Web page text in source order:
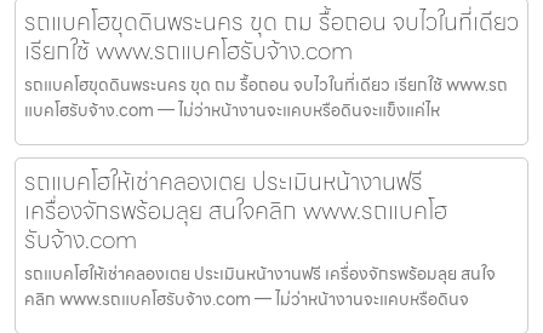
รถแบคโฮขุดดินพระนคร ขุด ถม รื้อถอน จบไวในที่เดียว
เรียกใช้ www.รถแบคโฮรับจ้าง.com
รถแบคโฮขุดดินพระนคร ขุด ถม รื้อถอน จบไวในที่เดียว เรียกใช้ www.รถ
แบคโฮรับจ้าง.com — ไม่ว่าหน้างานจะแคบหรือดินจะแข็งแค่ไห
รถแบคโฮให้เช่าคลองเตย ประเมินหน้างานฟรี
เครื่องจักรพร้อมลุย สนใจคลิก www.รถแบคโฮ
รับจ้าง.com
รถแบคโฮให้เช่าคลองเตย ประเมินหน้างานฟรี เครื่องจักรพร้อมลุย สนใจ
คลิก www.รถแบคโฮรับจ้าง.com — ไม่ว่าหน้างานจะแคบหรือดินจ